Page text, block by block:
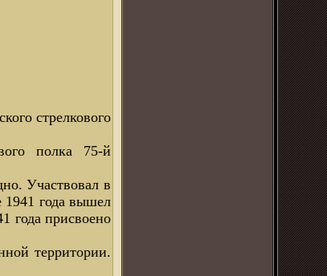
стрелкового
полка 75-й
Участвовал в
1941 года вышел
года присвоено
территории.